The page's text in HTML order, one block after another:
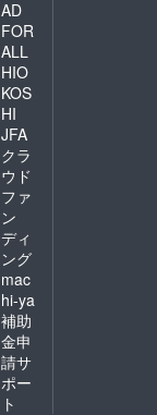
AD
FOR
ALL
HIO
KOS
HI
JFA
クラ
ウド
ファ
ン
ディ
ング
mac
hi-ya
補助
金申
請サ
ポー
ト